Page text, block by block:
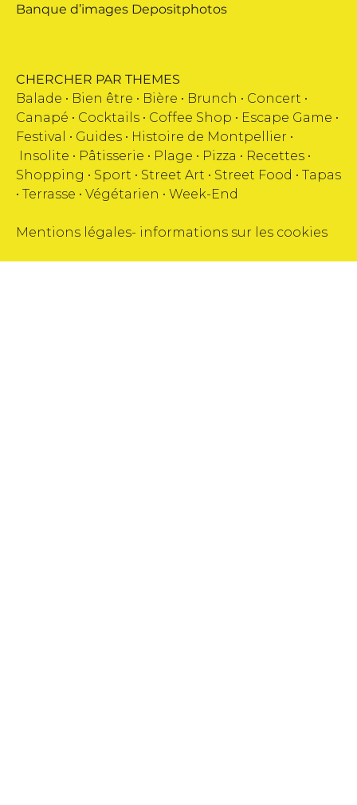
Banque d’images Depositphotos
CHERCHER PAR THEMES
Balade • Bien être • Bière • Brunch • Concert •
Canapé • Cocktails • Coffee Shop • Escape Game •
Festival
• Guides • Histoire de Montpellier •
Insolite • Pâtisserie • Plage • Pizza • Recettes •
Shopping • Sport • Street Art • Street Food • Tapas
• Terrasse • Végétarien • Week-End
Mentions légales- informations sur les cookies